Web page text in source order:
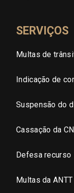
SERVIÇOS
Multas de
Indicação de
Suspensão do
Cassação da
Defesa
Multas da ANTT